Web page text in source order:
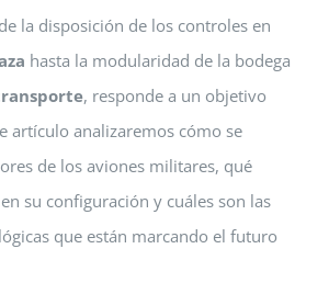
la disposición de los controles en
hasta la modularidad de la bodega
, responde a un objetivo
artículo analizaremos cómo se
de los aviones militares, qué
su configuración y cuáles son las
que están marcando el futuro